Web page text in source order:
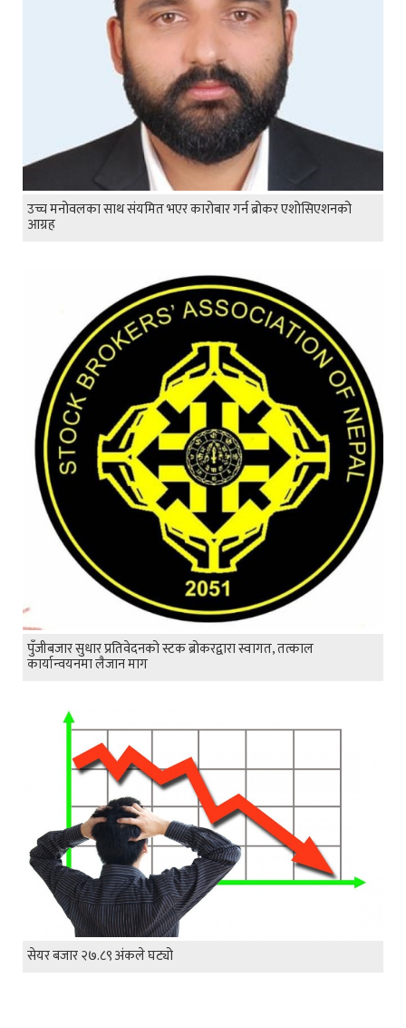
उच्च मनोवलका साथ संयमित भएर कारोबार गर्न ब्रोकर एशोसिएशनको
आग्रह
पुँजीबजार सुधार प्रतिवेदनको स्टक ब्रोकरद्वारा स्वागत, तत्काल
कार्यान्वयनमा लैजान माग
सेयर बजार २७.८९ अंकले घट्यो